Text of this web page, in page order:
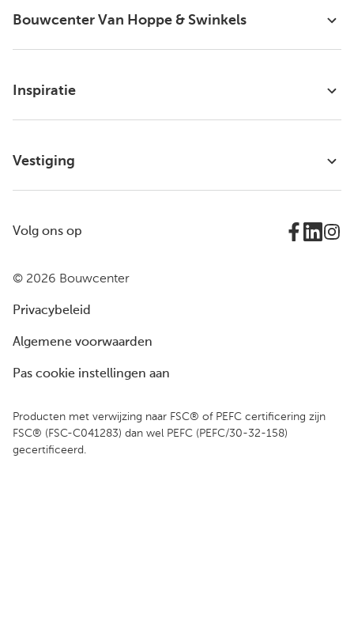
Bouwcenter Van Hoppe & Swinkels
Inspiratie
Vestiging
© 2026 Bouwcenter
Privacybeleid
Algemene voorwaarden
Pas cookie instellingen aan
Volg ons op
Producten met verwijzing naar FSC® of PEFC certificering zijn
FSC® (FSC-C041283) dan wel PEFC (PEFC/30-32-158)
gecertificeerd.